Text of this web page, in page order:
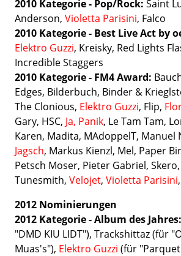
2010 Kategorie - Pop/Rock: Saint
Anderson, Violetta Parisini, Falco
2010 Kategorie - Best Live Act by
Elektro Guzzi, Kreisky, Red Lights
Incredible Staggers
2010 Kategorie - FM4 Award:
Edges, Bilderbuch, Binder &
The Clonious, Elektro Guzzi, Flip,
Gary, HSC, Ja, Panik, Le Tam Tam,
Karen, Madita, MAdoppelT, Manuel
Jagsch, Markus Kienzl, Mel, Paper
Petsch Moser, Pieter Gabriel,
Tunesmith, Velojet, Violetta Parisini
2012 Nominierungen
2012 Kategorie - Album des Jahres:
"DMD KIU LIDT"), Trackshittaz (für
Muas's"), Elektro Guzzi (für